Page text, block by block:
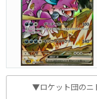
▼ロケット団のニ